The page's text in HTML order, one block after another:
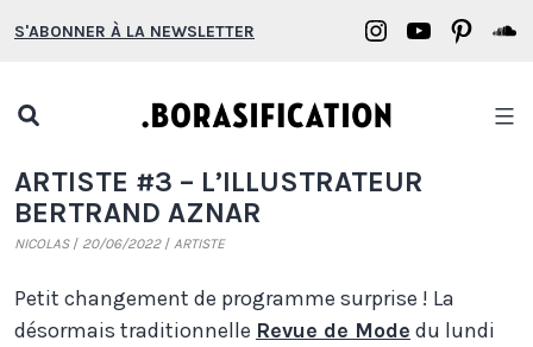
au
S'ABONNER À LA NEWSLETTER
Borasification
popup
ARTISTE #3 – L’ILLUSTRATEUR
BERTRAND AZNAR
NICOLAS 20/06/2022 ARTISTE
Petit changement de programme surprise ! La
désormais traditionnelle Revue de Mode du lundi